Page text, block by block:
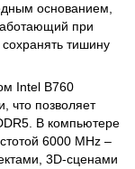
основанием,
при
тишину
Intel B760
что позволяет
В компьютере
6000 MHz –
3D-сценами